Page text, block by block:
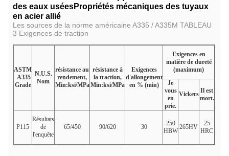
des eaux uséesPropriétés mécaniques des tuyaux
en acier allié
Les sources de la norme américaine A335 / A335M TABLEAU
3 Exigences de traction
ASTM
A335
Grade
N.U.S.
Nom
résistance au
rendement,
Min:ksi/MPa
résistance à
la traction,
Min:ksi/MPa
Exigences
d'allongement
en % (min)
Exigences en
matière de dureté
(maximum)
Je
vous
en
prie.
Vickers Il est
mort.
P115
Résultats
de
l'enquête
65/450 90/620 30
250
HBW
265HV
25
HRC